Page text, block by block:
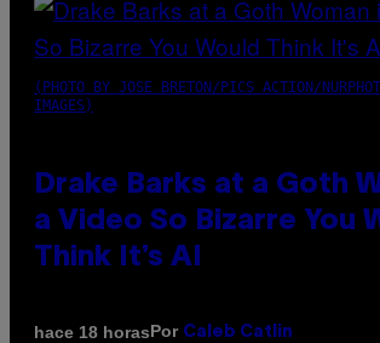
(PHOTO BY JOSE BRETON/PICS ACTION/
IMAGES)
Drake Barks at a Goth
a Video So Bizarre You
Think It’s AI
hace 18 horasPor Caleb Catlin